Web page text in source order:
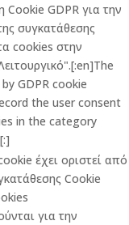
Cookie GDPR για την
συγκατάθεσης
cookies στην
GDPR cookie
the user consent
in the category
έχει οριστεί από
Cookie
για την